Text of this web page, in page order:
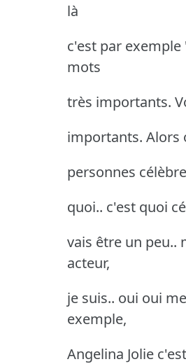
là
c'est par
mots
très importants.
importants. Alors
personnes
quoi.. c'est quoi
vais être un peu..
acteur,
je suis.. oui oui
exemple,
Angelina Jolie